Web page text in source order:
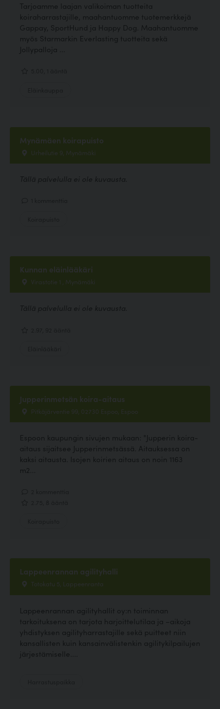
Tarjoamme laajan valikoiman tuotteita
koiraharrastajille, maahantuomme tuotemerkkejä
Gappay, SportHund ja Happy Dog. Maahantuomme
myös Starmarkin Everlasting tuotteita sekä
Jollypalloja ...
Mynämäen koirapuisto
Urheilutie 9, Mynämäki
Tällä palvelulla ei ole kuvausta.
Kunnan eläinlääkäri
Virastotie 1 , Mynämäki
Tällä palvelulla ei ole kuvausta.
Jupperinmetsän koira-aitaus
Pitkäjärventie 99, 02730 Espoo, Espoo
Espoon kaupungin sivujen mukaan: "Jupperin koira-
aitaus sijaitsee Jupperinmetsässä. Aitauksessa on
kaksi aitausta. Isojen koirien aitaus on noin 1163
m2...
Lappeenrannan agilityhalli
Totokatu 5, Lappeenranta
Lappeenrannan agilityhallit oy:n toiminnan
tarkoituksena on tarjota harjoittelutilaa ja –aikoja
yhdistyksen agilityharrastajille sekä puitteet niin
kansallisten kuin kansainvälistenkin agilitykilpailujen
järjestämiselle....